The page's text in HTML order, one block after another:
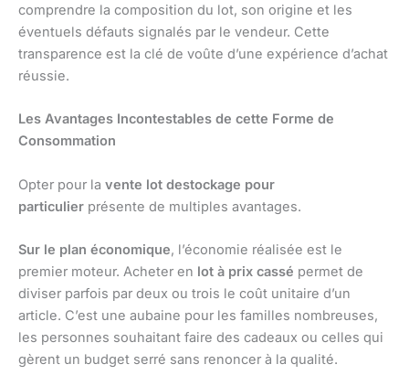
comprendre la composition du lot, son origine et les
éventuels défauts signalés par le vendeur. Cette
transparence est la clé de voûte d’une expérience d’achat
réussie.
Les Avantages Incontestables de cette Forme de
Consommation
Opter pour la vente lot destockage pour
particulier présente de multiples avantages.
Sur le plan économique, l’économie réalisée est le
premier moteur. Acheter en lot à prix cassé permet de
diviser parfois par deux ou trois le coût unitaire d’un
article. C’est une aubaine pour les familles nombreuses,
les personnes souhaitant faire des cadeaux ou celles qui
gèrent un budget serré sans renoncer à la qualité.